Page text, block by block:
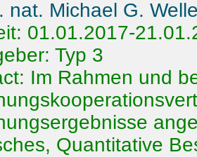
nat. Michael G.
01.01.2017-
Typ 3
Im Rahmen und
Quantitative